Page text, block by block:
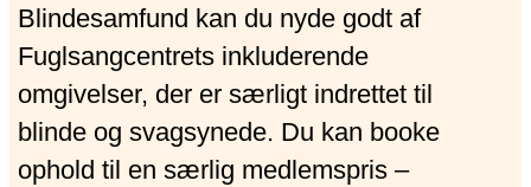
Blindesamfund kan du nyde godt af
Fuglsangcentrets inkluderende
omgivelser, der er særligt indrettet til
blinde og svagsynede. Du kan booke
ophold til en særlig medlemspris –